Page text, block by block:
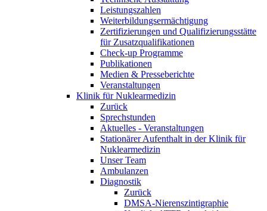
Leistungszahlen
Weiterbildungsermächtigung
Zertifizierungen und Qualifizierungsstätte
für Zusatzqualifikationen
Check-up Programme
Publikationen
Medien & Presseberichte
Veranstaltungen
Klinik für Nuklearmedizin
Zurück
Sprechstunden
Aktuelles - Veranstaltungen
Stationärer Aufenthalt in der Klinik für
Nuklearmedizin
Unser Team
Ambulanzen
Diagnostik
Zurück
DMSA-Nierenszintigraphie